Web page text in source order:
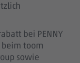
bei PENNY
beim toom
sowie